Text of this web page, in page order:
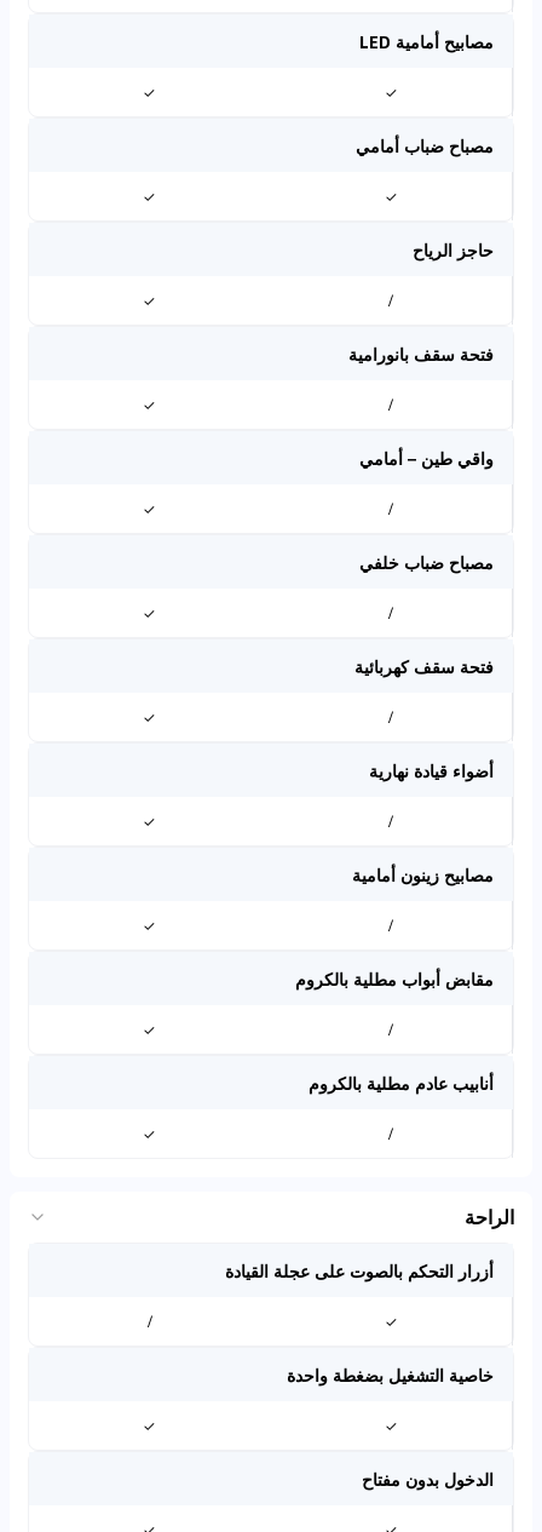
مصابيح أمامية LED
✓
✓
مصباح ضباب أمامي
✓
✓
حاجز الرياح
/
✓
فتحة سقف بانورامية
/
✓
واقي طين – أمامي
/
✓
مصباح ضباب خلفي
/
✓
فتحة سقف كهربائية
/
✓
أضواء قيادة نهارية
/
✓
مصابيح زينون أمامية
/
✓
مقابض أبواب مطلية بالكروم
/
✓
أنابيب عادم مطلية بالكروم
/
✓
الراحة
أزرار التحكم بالصوت على عجلة القيادة
✓
/
خاصية التشغيل بضغطة واحدة
✓
✓
الدخول بدون مفتاح